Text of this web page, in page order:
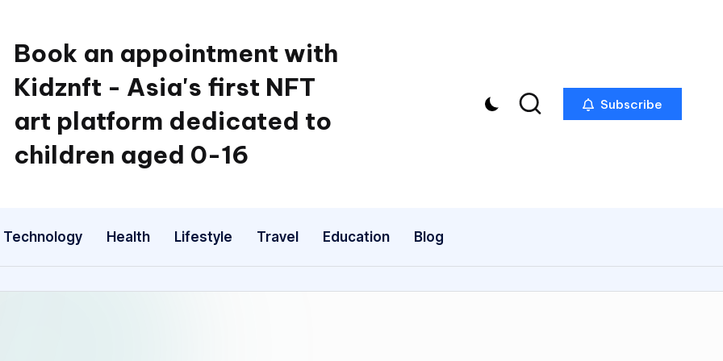
Book an appointment with
Kidznft - Asia's first NFT
art platform dedicated to
children aged 0-16
Subscribe
Technology Health Lifestyle Travel Education Blog